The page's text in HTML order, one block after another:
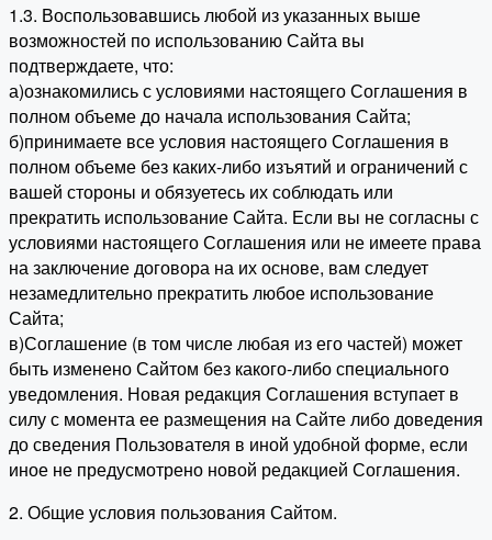
1.3. Воспользовавшись любой из указанных выше
возможностей по использованию Сайта вы
подтверждаете, что:
а)ознакомились с условиями настоящего Соглашения в
полном объеме до начала использования Сайта;
б)принимаете все условия настоящего Соглашения в
полном объеме без каких-либо изъятий и ограничений с
вашей стороны и обязуетесь их соблюдать или
прекратить использование Сайта. Если вы не согласны с
условиями настоящего Соглашения или не имеете права
на заключение договора на их основе, вам следует
незамедлительно прекратить любое использование
Сайта;
в)Соглашение (в том числе любая из его частей) может
быть изменено Сайтом без какого-либо специального
уведомления. Новая редакция Соглашения вступает в
силу с момента ее размещения на Сайте либо доведения
до сведения Пользователя в иной удобной форме, если
иное не предусмотрено новой редакцией Соглашения.
2. Общие условия пользования Сайтом.